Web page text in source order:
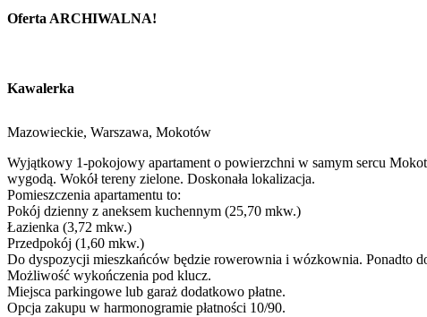
Oferta ARCHIWALNA!
Kawalerka
Mazowieckie, Warszawa, Mokotów
Wyjątkowy 1-pokojowy apartament o powierzchni w samym sercu
wygodą. Wokół tereny zielone. Doskonała lokalizacja.
Pomieszczenia apartamentu to:
Pokój dzienny z aneksem kuchennym (25,70 mkw.)
Łazienka (3,72 mkw.)
Przedpokój (1,60 mkw.)
Do dyspozycji mieszkańców będzie rowerownia i wózkownia. Ponadto
Możliwość wykończenia pod klucz.
Miejsca parkingowe lub garaż dodatkowo płatne.
Opcja zakupu w harmonogramie płatności 10/90.